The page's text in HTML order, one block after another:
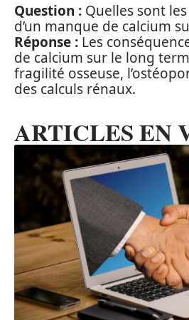
Question : Quelles sont
d’un manque de calcium
Réponse : Les
de calcium sur le long
fragilité osseuse,
des calculs rénaux.
ARTICLES EN